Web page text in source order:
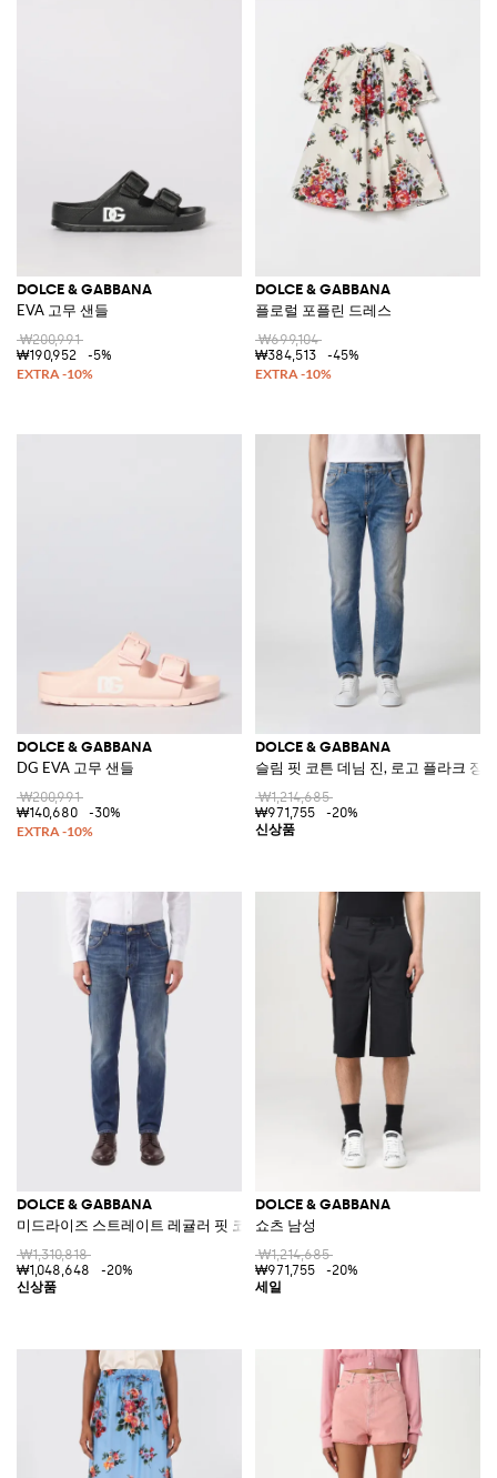
DOLCE & GABBANA
EVA 고무 샌들
₩200,991
₩190,952
-5%
DOLCE & GABBANA
플로럴 포플린 드레스
₩699,104
₩384,513
-45%
DOLCE & GABBANA
DG EVA 고무 샌들
₩200,991
₩140,680
-30%
DOLCE & GABBANA
슬림 핏 코튼 데님 진, 로고 플라크 장식
₩1,214,685
₩971,755
-20%
DOLCE & GABBANA
미드라이즈 스트레이트 레귤러 핏 코튼 데님 진
₩1,310,818
₩1,048,648
-20%
DOLCE & GABBANA
쇼츠 남성
₩1,214,685
₩971,755
-20%